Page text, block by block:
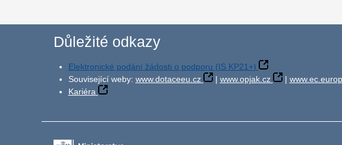
Důležité odkazy
Elektronické podání žádosti o podporu (IS KP21+)
Související weby: www.dotaceeu.cz | www.opjak.cz |
Kariéra